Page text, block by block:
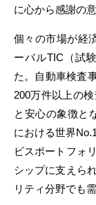
に心から感謝の
個々の市場が経
ーバルTIC（試
た。自動車検査
200万件以上の
と安心の象徴と
における世界
ビスポートフォ
シップに支えら
リティ分野でも